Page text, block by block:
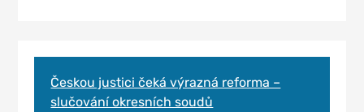
Českou justici čeká výrazná reforma –
slučování okresních soudů